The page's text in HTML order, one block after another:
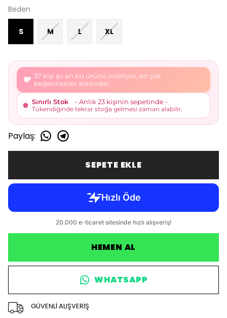
Beden
S M L XL
38 kişi şu an bu ürünü inceliyor, en çok
beğenilenler arasında!
Sınırlı Stok
- Anlık 23 kişinin sepetinde -
Tükendiğinde tekrar stoğa gelmesi zaman alabilir.
Paylaş:
SEPETE EKLE
HEMEN AL
WHATSAPP
GÜVENLİ ALIŞVERİŞ